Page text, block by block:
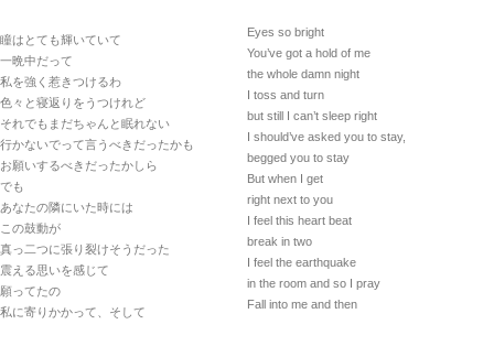
瞳はとても輝いていて
一晩中だって
私を強く惹きつけるわ
色々と寝返りをうつけれど
それでもまだちゃんと眠れない
行かないでって言うべきだったかも
お願いするべきだったかしら
でも
あなたの隣にいた時には
この鼓動が
真っ二つに張り裂けそうだった
震える思いを感じて
願ってたの
私に寄りかかって、そして
Eyes so bright
You’ve got a hold of me
the whole damn night
I toss and turn
but still I can’t sleep right
I should’ve asked you to stay,
begged you to stay
But when I get
right next to you
I feel this heart beat
break in two
I feel the earthquake
in the room and so I pray
Fall into me and then